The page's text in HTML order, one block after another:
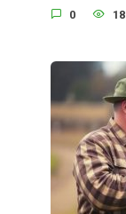
0 18